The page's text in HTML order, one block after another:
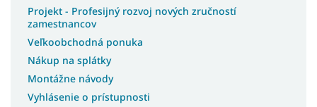
Kontinentálne postele s úložným priestorom
Vysoké postele pre seniorov
Projekt - Profesijný rozvoj nových zručností
zamestnancov
Veľkoobchodná ponuka
Nákup na splátky
Montážne návody
Vyhlásenie o prístupnosti